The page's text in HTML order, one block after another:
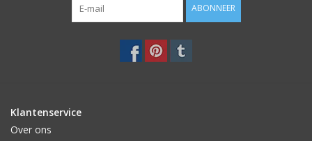
ABONNEER
Klantenservice
Over ons